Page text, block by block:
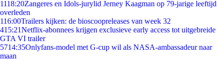
1118:20Zangeres en Idols-jurylid Jerney Kaagman op 79-jarige leeftijd
overleden
116:00Trailers kijken: de bioscoopreleases van week 32
415:21Netflix-abonnees krijgen exclusieve early access tot uitgebreide
GTA VI trailer
5714:35Onlyfans-model met G-cup wil als NASA-ambassadeur naar
maan